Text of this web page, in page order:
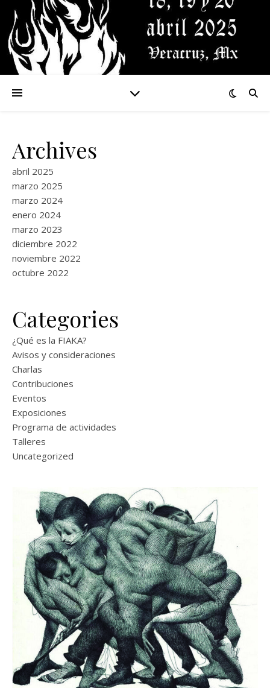
Archives
abril 2025
marzo 2025
marzo 2024
enero 2024
marzo 2023
diciembre 2022
noviembre 2022
octubre 2022
Categories
¿Qué es la FIAKA?
Avisos y consideraciones
Charlas
Contribuciones
Eventos
Exposiciones
Programa de actividades
Talleres
Uncategorized